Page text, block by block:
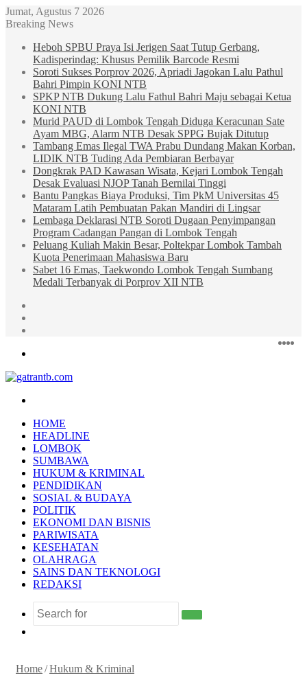
Jumat, Agustus 7 2026
Breaking News
Heboh SPBU Praya Isi Jerigen Saat Tutup Gerbang,
Kadisperindag: Khusus Pemilik Barcode Resmi
Soroti Sukses Porprov 2026, Apriadi Jagokan Lalu Pathul
Bahri Pimpin KONI NTB
SPKP NTB Dukung Lalu Fathul Bahri Maju sebagai Ketua
KONI NTB
Murid PAUD di Lombok Tengah Diduga Keracunan Sate
Ayam MBG, Alarm NTB Desak SPPG Bujak Ditutup
Tambang Emas Ilegal TWA Prabu Dundang Makan Korban,
LIDIK NTB Tuding Ada Pembiaran Berbayar
Dongkrak PAD Kawasan Wisata, Kejari Lombok Tengah
Desak Evaluasi NJOP Tanah Bernilai Tinggi
Bantu Pangkas Biaya Produksi, Tim PkM Universitas 45
Mataram Latih Pembuatan Pakan Mandiri di Lingsar
Lembaga Deklarasi NTB Soroti Dugaan Penyimpangan
Program Cadangan Pangan di Lombok Tengah
Peluang Kuliah Makin Besar, Poltekpar Lombok Tambah
Kuota Penerimaan Mahasiswa Baru
Sabet 16 Emas, Taekwondo Lombok Tengah Sumbang
Medali Terbanyak di Porprov XII NTB
HOME
HEADLINE
LOMBOK
SUMBAWA
HUKUM & KRIMINAL
PENDIDIKAN
SOSIAL & BUDAYA
POLITIK
EKONOMI DAN BISNIS
PARIWISATA
KESEHATAN
OLAHRAGA
SAINS DAN TEKNOLOGI
REDAKSI
Search
Home/Hukum & Kriminal